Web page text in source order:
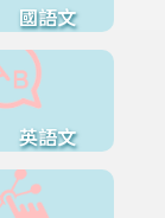
國語文
英語文